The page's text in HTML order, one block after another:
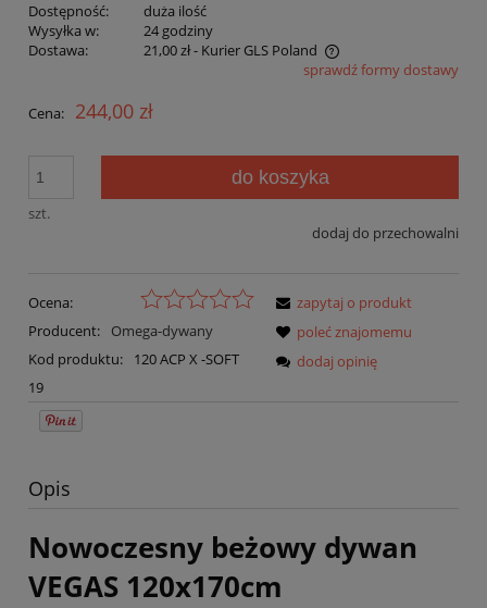
Dostępność:
duża ilość
Wysyłka w:
24 godziny
Dostawa:
21,00 zł- Kurier GLS Poland
Cena nie zawiera ewentualnych kosztów płatnościsprawdź formy dostawy
Cena: 244,00 zł
szt.
do koszyka
dodaj do przechowalni
Ocena:
Producent:
Omega-dywany
Kod produktu:
120 ACP X -SOFT
19
zapytaj o produkt
poleć znajomemu
dodaj opinię
Opis
Nowoczesny beżowy dywan
VEGAS 120x170cm